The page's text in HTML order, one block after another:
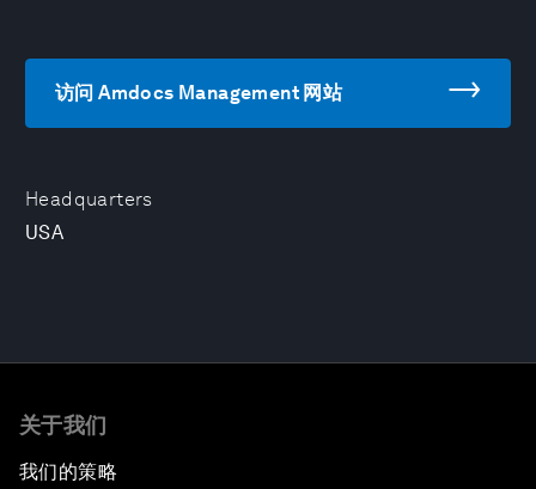
Headquarters
USA
访问 Amdocs Management 网站
关于我们
我们的策略